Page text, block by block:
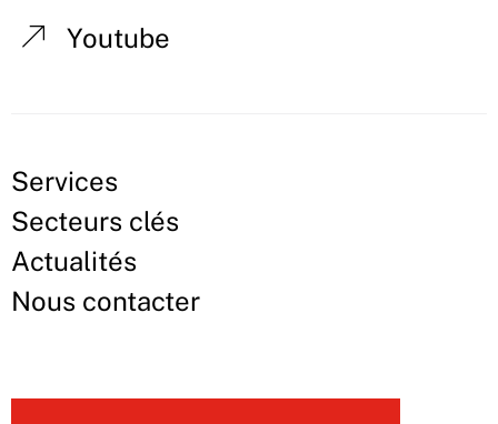
Youtube
Services
Secteurs clés
Actualités
Nous contacter